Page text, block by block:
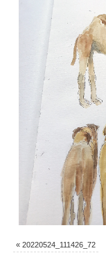
« 20220524_111426_72